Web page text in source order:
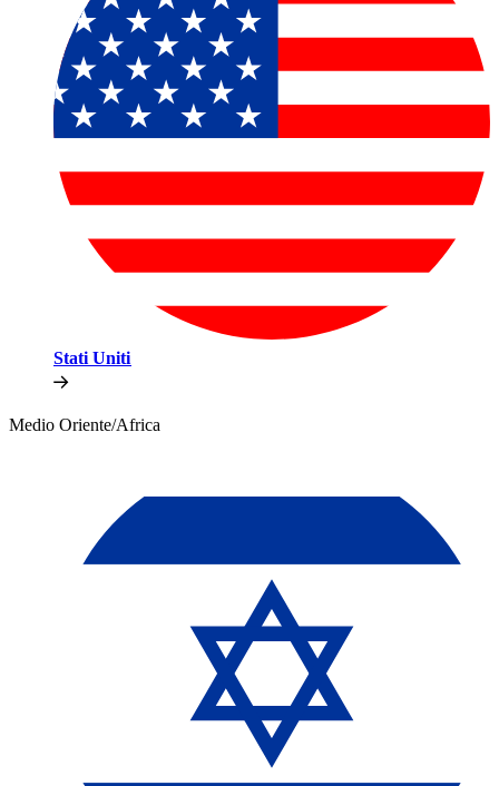
Stati Uniti​​
Medio Oriente/Africa​​